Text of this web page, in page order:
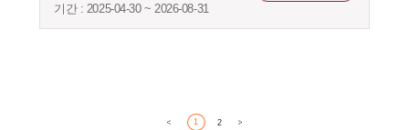
기간 : 2025-04-30 ~ 2026-08-31
1 2